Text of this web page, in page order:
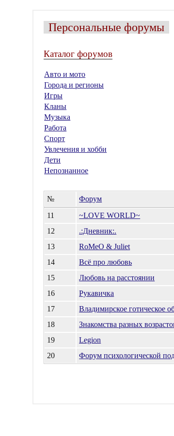
Персональные форумы
Каталог форумов
Авто и мото
Города и регионы
Игры
Кланы
Музыка
Работа
Спорт
Увлечения и хобби
Дети
Непознанное
№ Форум
11
~LOVE WORLD~
12
.:Дневник:.
13
RoMeO & Juliet
14
Всё про любовь
15
Любовь на расстоянии
16
Рукавичка
17
Владимирское готическое
18
Знакомства разных
19
Legion
20
Форум психологической